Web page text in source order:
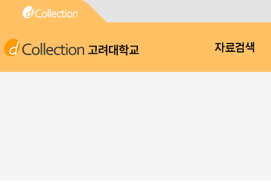
고려대학교 자료검색